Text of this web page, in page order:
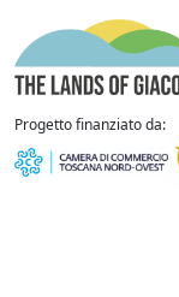
Vai al contenuto
Progetto finanziato da: